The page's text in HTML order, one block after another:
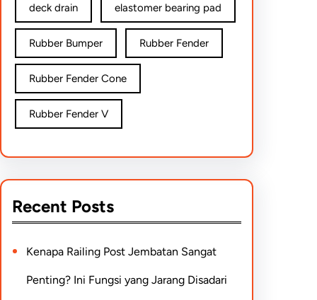
deck drain elastomer bearing pad
Rubber Bumper Rubber Fender
Rubber Fender Cone
Rubber Fender V
Recent Posts
Kenapa Railing Post Jembatan Sangat
Penting? Ini Fungsi yang Jarang Disadari